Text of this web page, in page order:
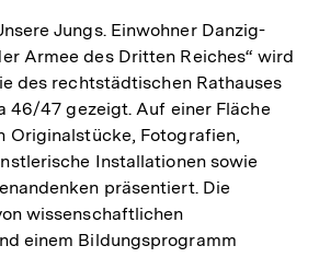
Jungs. Einwohner Danzig-
Armee des Dritten Reiches“ wird
des rechtstädtischen Rathauses
46/47 gezeigt. Auf einer Fläche
Originalstücke, Fotografien,
Installationen sowie
präsentiert. Die
wissenschaftlichen
einem Bildungsprogramm